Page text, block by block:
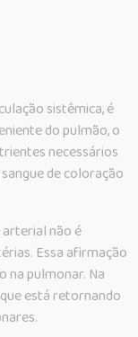
sistêmica, é
do pulmão, o
necessários
de coloração
arterial não é
Essa afirmação
na pulmonar. Na
está retornando